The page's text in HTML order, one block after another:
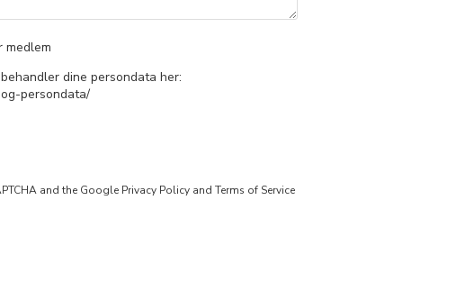
medlem
dine persondata her:
persondata/
and the Google Privacy Policy and Terms of Service